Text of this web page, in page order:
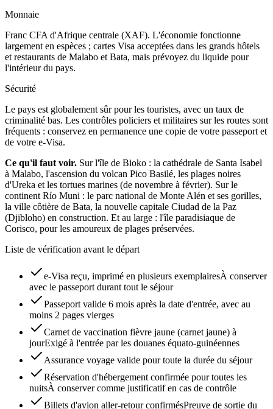
Monnaie
Franc CFA d'Afrique centrale (XAF). L'économie fonctionne
largement en espèces ; cartes Visa acceptées dans les grands hôtels
et restaurants de Malabo et Bata, mais prévoyez du liquide pour
l'intérieur du pays.
Sécurité
Le pays est globalement sûr pour les touristes, avec un taux de
criminalité bas. Les contrôles policiers et militaires sur les routes sont
fréquents : conservez en permanence une copie de votre passeport et
de votre e-Visa.
Ce qu'il faut voir. Sur l'île de Bioko : la cathédrale de Santa Isabel
à Malabo, l'ascension du volcan Pico Basilé, les plages noires
d'Ureka et les tortues marines (de novembre à février). Sur le
continent Río Muni : le parc national de Monte Alén et ses gorilles,
la ville côtière de Bata, la nouvelle capitale Ciudad de la Paz
(Djibloho) en construction. Et au large : l'île paradisiaque de
Corisco, pour les amoureux de plages préservées.
Liste de vérification avant le départ
e-Visa reçu, imprimé en plusieurs exemplairesÀ conserver
avec le passeport durant tout le séjour
Passeport valide 6 mois après la date d'entrée, avec au
moins 2 pages vierges
Carnet de vaccination fièvre jaune (carnet jaune) à
jourExigé à l'entrée par les douanes équato-guinéennes
Assurance voyage valide pour toute la durée du séjour
Réservation d'hébergement confirmée pour toutes les
nuitsÀ conserver comme justificatif en cas de contrôle
Billets d'avion aller-retour confirmésPreuve de sortie du